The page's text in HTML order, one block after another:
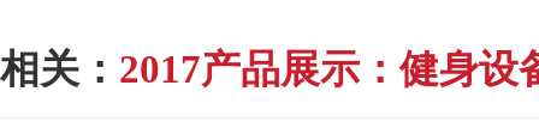
相关： 2017产品展示：健身设